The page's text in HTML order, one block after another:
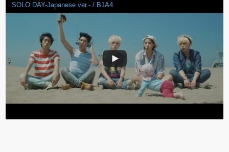
SOLO DAY-Japanese ver.- / B1A4